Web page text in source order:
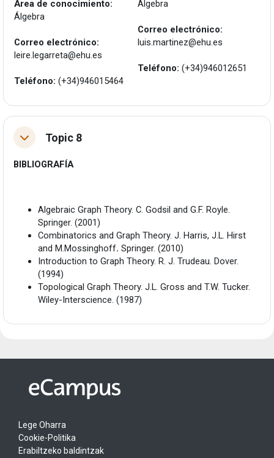
Área de conocimiento:
Álgebra
Correo electrónico:
leire.legarreta@ehu.es
Teléfono: (+34)946015464
Álgebra
Correo electrónico:
luis.martinez@ehu.es
Teléfono: (+34)946012651
TolestuTopic 8
BIBLIOGRAFÍA
Algebraic Graph Theory. C. Godsil and G.F. Royle.
Springer. (2001)
Combinatorics and Graph Theory. J. Harris, J.L. Hirst
and M.Mossinghoff. Springer. (2010)
Introduction to Graph Theory. R. J. Trudeau. Dover.
(1994)
Topological Graph Theory. J.L. Gross and T.W. Tucker.
Wiley-Interscience. (1987)
Lege Oharra
Cookie-Politika
Erabiltzeko baldintzak